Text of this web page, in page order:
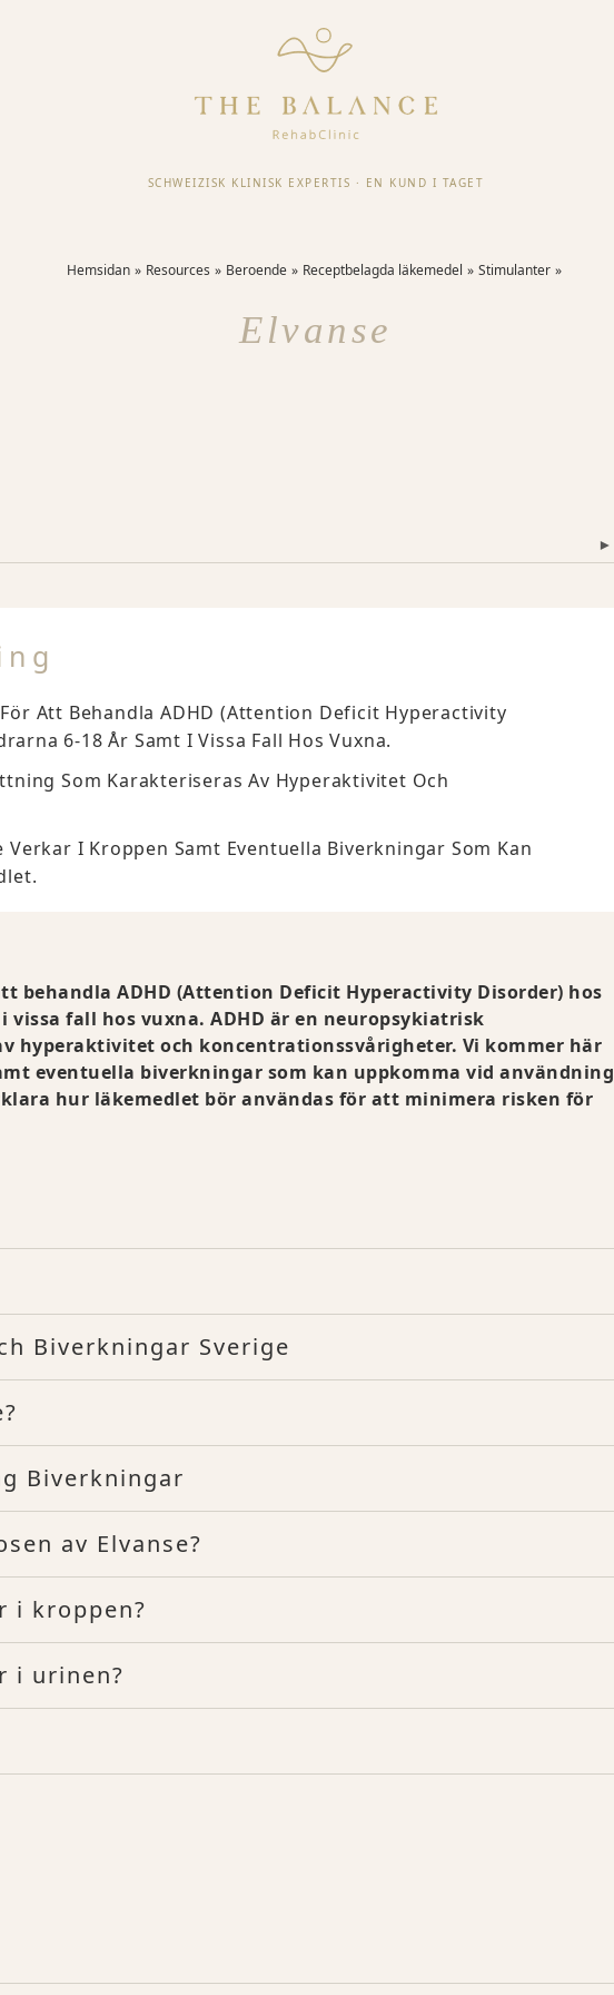
SCHWEIZISK KLINISK EXPERTIS · EN KUND I TAGET
Hemsidan Resources Beroende Receptbelagda läkemedel Stimulanter
Elvanse
▾
Att Behandla ADHD (Attention Deficit Hyperactivity
6-18 År Samt I Vissa Fall Hos Vuxna.
Som Karakteriseras Av Hyperaktivitet Och
I Kroppen Samt Eventuella Biverkningar Som Kan
behandla ADHD (Attention Deficit Hyperactivity Disorder) hos
fall hos vuxna. ADHD är en neuropsykiatrisk
hyperaktivitet och koncentrationssvårigheter. Vi kommer här
eventuella biverkningar som kan uppkomma vid användning
hur läkemedlet bör användas för att minimera risken för
Biverkningar Sverige
Biverkningar
av Elvanse?
i kroppen?
i urinen?